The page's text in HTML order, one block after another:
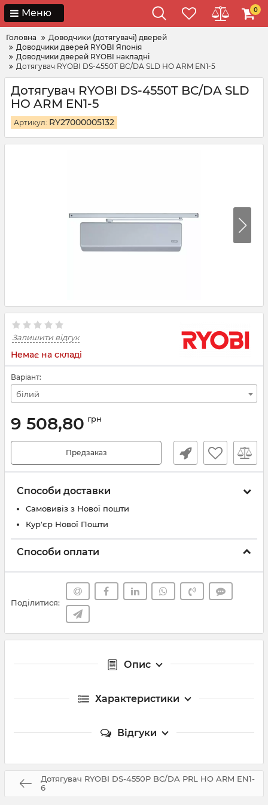
Меню 0
Головна
Доводчики (дотягувачі) дверей
Доводчики дверей RYOBI Японія
Доводчики дверей RYOBI накладні
Дотягувач RYOBI DS-4550T BC/DA SLD HO ARM EN1-5
Дотягувач RYOBI DS-4550T BC/DA SLD
HO ARM EN1-5
Артикул: RY27000005132
Залишити відгук
Немає на складі
Варіант:
білий
9 508,80 грн
Предзаказ
Способи доставки
Самовивіз з Нової пошти
Кур'єр Нової Пошти
Способи оплати
Поділитися:
Опис
Характеристики
Відгуки
Дотягувач RYOBI DS-4550P BC/DA PRL HO ARM EN1-
6